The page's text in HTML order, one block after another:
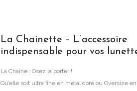
La Chainette – L’accessoire
indispensable pour vos
La Chaine : Osez la porter !
Qu’elle soit ultra fine en métal doré ou Oversize